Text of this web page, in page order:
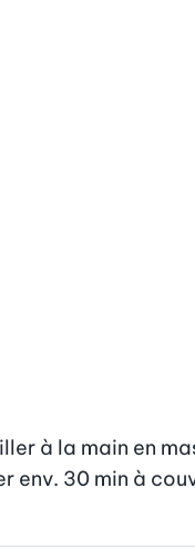
à la main en
env. 30 min à